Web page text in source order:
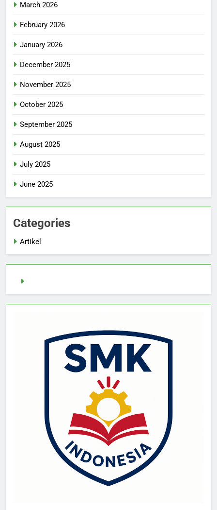
March 2026
February 2026
January 2026
December 2025
November 2025
October 2025
September 2025
August 2025
July 2025
June 2025
Categories
Artikel